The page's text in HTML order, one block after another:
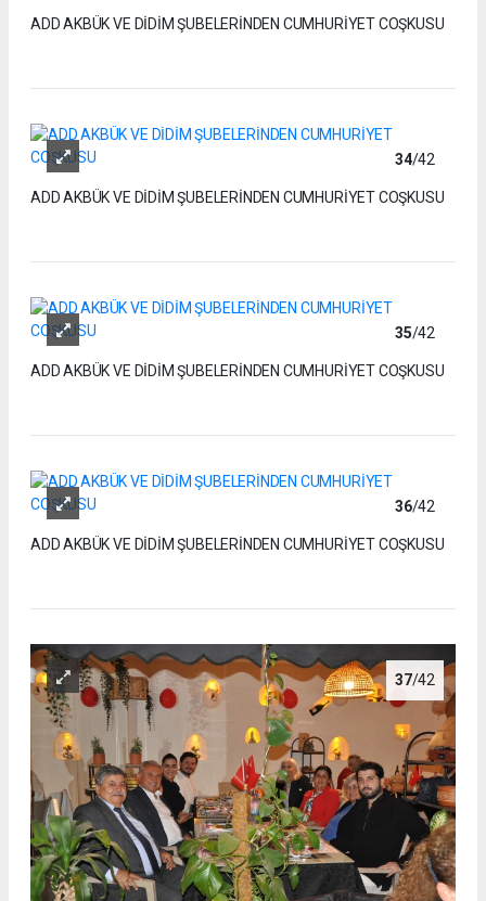
ADD AKBÜK VE DİDİM ŞUBELERİNDEN CUMHURİYET COŞKUSU
34/42
ADD AKBÜK VE DİDİM ŞUBELERİNDEN CUMHURİYET COŞKUSU
35/42
ADD AKBÜK VE DİDİM ŞUBELERİNDEN CUMHURİYET COŞKUSU
36/42
ADD AKBÜK VE DİDİM ŞUBELERİNDEN CUMHURİYET COŞKUSU
37/42